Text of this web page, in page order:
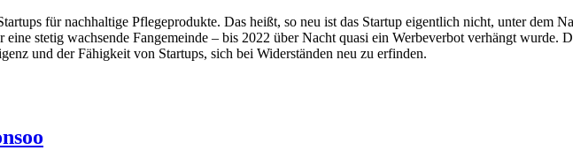
für nachhaltige Pflegeprodukte. Das heißt, so neu ist das Startup eigentlich nicht, unter dem
eine stetig wachsende Fangemeinde – bis 2022 über Nacht quasi ein Werbeverbot verhängt
und der Fähigkeit von Startups, sich bei Widerständen neu zu erfinden.